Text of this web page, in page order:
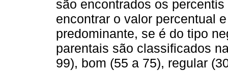
são encontrados os
encontrar o valor percentual
predominante, se é do tipo
parentais são classificados
99), bom (55 a 75), regular